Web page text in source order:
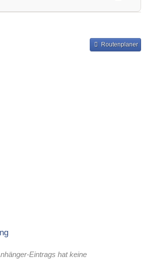
Rückgabe des Anhängers
Routenplaner
Eintrags hat keine